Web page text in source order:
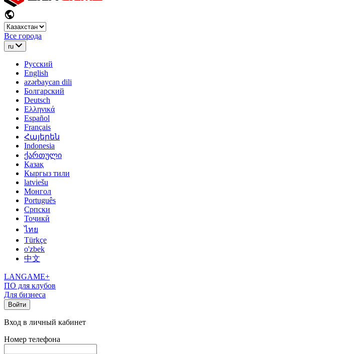
Все города
ru
Русский
English
azərbaycan dili
Болгарский
Deutsch
Ελληνικά
Español
Français
Հայերեն
Indonesia
ქართული
Қазақ
Кыргыз тили
latviešu
Монгол
Português
Српски
Тоҷикӣ
ไทย
Türkçe
o'zbek
中文
LANGAME+
ПО для клубов
Для бизнеса
Войти
Вход в личный кабинет
Номер телефона